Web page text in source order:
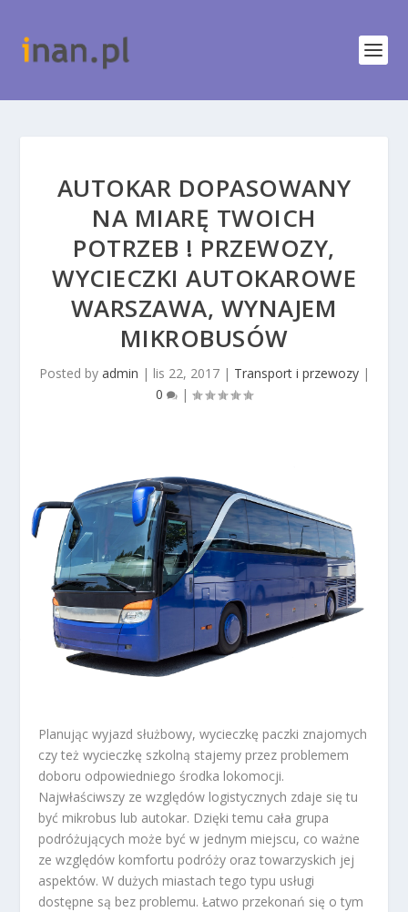
AUTOKAR DOPASOWANY
NA MIARĘ TWOICH
POTRZEB ! PRZEWOZY,
WYCIECZKI AUTOKAROWE
WARSZAWA, WYNAJEM
MIKROBUSÓW
Posted by admin | lis 22, 2017| Transport i przewozy|
0
|
Planując wyjazd służbowy, wycieczkę paczki znajomych
czy też wycieczkę szkolną stajemy przez problemem
doboru odpowiedniego środka lokomocji.
Najwłaściwszy ze względów logistycznych zdaje się tu
być mikrobus lub autokar. Dzięki temu cała grupa
podróżujących może być w jednym miejscu, co ważne
ze względów komfortu podróży oraz towarzyskich jej
aspektów. W dużych miastach tego typu usługi
dostępne są bez problemu. Łatwo przekonań się o tym